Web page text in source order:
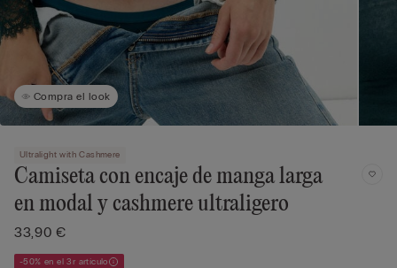
Compra el look
Ultralight with Cashmere
Camiseta con encaje de manga larga
en modal y cashmere ultraligero
33,90 €
-50% en el 3r artículo